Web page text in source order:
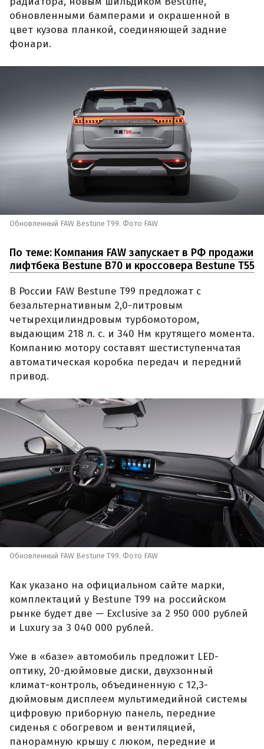
обновленными бамперами и окрашенной в
цвет кузова планкой, соединяющей задние
фонари.
Обновленный FAW Bestune T99. Фото FAW
По теме: Компания FAW запускает в РФ продажи
лифтбека Bestune В70 и кроссовера Bestune Т55
В России FAW Bestune T99 предложат с
безальтернативным 2,0-литровым
четырехцилиндровым турбомотором,
выдающим 218 л. с. и 340 Нм крутящего момента.
Компанию мотору составят шестиступенчатая
автоматическая коробка передач и передний
привод.
Обновленный FAW Bestune T99. Фото FAW
Как указано на официальном сайте марки,
комплектаций у Bestune T99 на российском
рынке будет две — Exclusive за 2 950 000 рублей
и Luxury за 3 040 000 рублей.
Уже в «базе» автомобиль предложит LED-
оптику, 20-дюймовые диски, двухзонный
климат-контроль, объединенную с 12,3-
дюймовым дисплеем мультимедийной системы
цифровую приборную панель, передние
сиденья с обогревом и вентиляцией,
панорамную крышу с люком, передние и